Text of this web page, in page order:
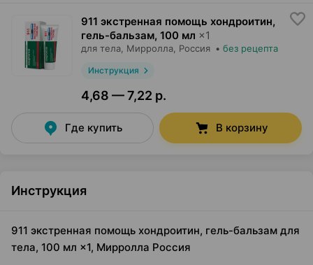
911 экстренная помощь хондроитин,
гель-бальзам, 100 мл ×1
для тела, Мирролла , Россия • без рецепта
Инструкция
4,68 — 7,22 р.
Где купить В корзину
Инструкция
911 экстренная помощь хондроитин, гель-бальзам для
тела, 100 мл ×1, Мирролла Россия